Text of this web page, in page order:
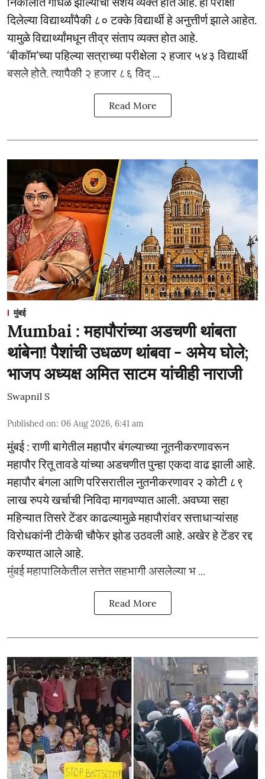
दिलेल्या विद्यार्थ्यांपैकी ८० टक्के विद्यार्थी हे अनुत्तीर्ण झाले आहेत.
यामुळे विद्यार्थ्यांमधून तीव्र संताप व्यक्त होत आहे.
‘बीकॉम’च्या पहिल्या सत्राच्या परीक्षेला २ हजार ५४३ विद्यार्थी
बसले होते. त्यापैकी २ हजार ८६ विद् ...
Read More
मुंबई
Mumbai : महापौरांच्या अडचणी थांबता
थांबेना! पैशांची उधळण थांबवा - अमेय घोले;
भाजप अध्यक्ष अमित साटम यांचीही नाराजी
Swapnil S
Published on: 06 Aug 2026, 6:41 am
मुंबई : राणी बागेतील महापौर बंगल्याच्या नूतनीकरणावरून
महापौर रितू तावडे यांच्या अडचणीत पुन्हा एकदा वाढ झाली आहे.
महापौर बंगला आणि परिसरातील नुतनीकरणावर २ कोटी ८९
लाख रुपये खर्चाची निविदा मागवण्यात आली. अवघ्या सहा
महिन्यात तिसरे टेंडर काढल्यामुळे महापौरांवर सत्ताधाऱ्यांसह
विरोधकांनी टीकेची चौफेर झोड उठवली आहे. अखेर हे टेंडर रद्द
करण्यात आले आहे.
मुंबई महापालिकेतील सत्तेत सहभागी असलेल्या भ ...
Read More